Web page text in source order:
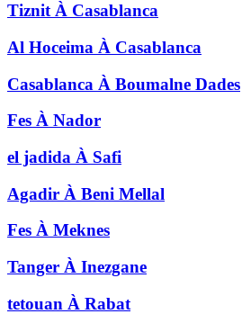
Tiznit À Casablanca
Al Hoceima À Casablanca
Casablanca À Boumalne Dades
Fes À Nador
el jadida À Safi
Agadir À Beni Mellal
Fes À Meknes
Tanger À Inezgane
tetouan À Rabat